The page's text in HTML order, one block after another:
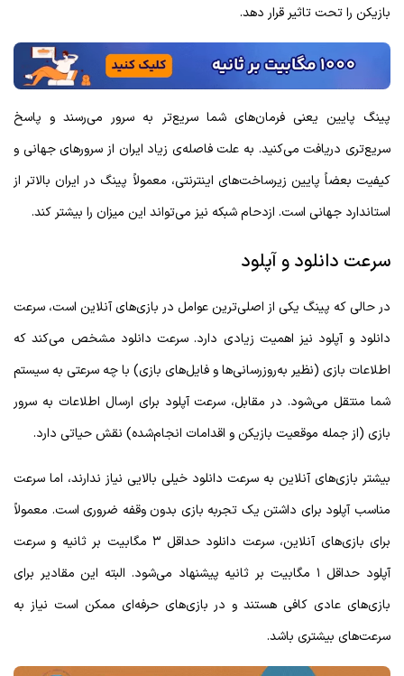
بازیکن را تحت تاثیر قرار دهد.
پینگ پایین یعنی فرمان‌های شما سریع‌تر به سرور می‌رسند و پاسخ
سریع‌تری دریافت می‌کنید. به علت فاصله‌ی زیاد ایران از سرورهای جهانی و
کیفیت بعضاً پایین زیرساخت‌های اینترنتی، معمولاً پینگ در ایران بالاتر از
استاندارد جهانی است. ازدحام شبکه نیز می‌تواند این میزان را بیشتر کند.
سرعت دانلود و آپلود
در حالی که پینگ یکی از اصلی‌ترین عوامل در بازی‌های آنلاین است، سرعت
دانلود و آپلود نیز اهمیت زیادی دارد. سرعت دانلود مشخص می‌کند که
اطلاعات بازی (نظیر به‌روزرسانی‌ها و فایل‌های بازی) با چه سرعتی به سیستم
شما منتقل می‌شود. در مقابل، سرعت آپلود برای ارسال اطلاعات به سرور
بازی (از جمله موقعیت بازیکن و اقدامات انجام‌شده) نقش حیاتی دارد.
بیشتر بازی‌های آنلاین به سرعت دانلود خیلی بالایی نیاز ندارند، اما سرعت
مناسب آپلود برای داشتن یک تجربه بازی بدون وقفه ضروری است. معمولاً
برای بازی‌های آنلاین، سرعت دانلود حداقل ۳ مگابیت بر ثانیه و سرعت
آپلود حداقل ۱ مگابیت بر ثانیه پیشنهاد می‌شود. البته این مقادیر برای
بازی‌های عادی کافی هستند و در بازی‌های حرفه‌ای ممکن است نیاز به
سرعت‌های بیشتری باشد.